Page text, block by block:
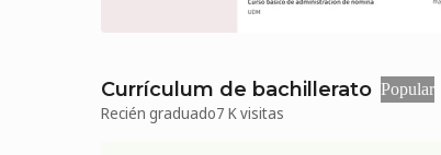
Currículum de bachillerato Popular
Recién graduado7 K visitas